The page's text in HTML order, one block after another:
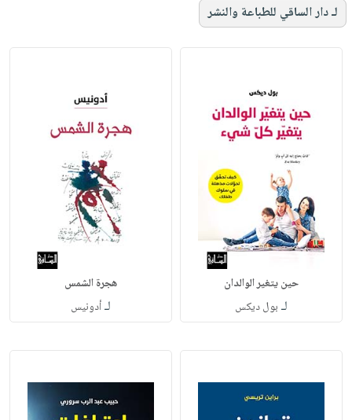
لـ دار الساقي للطباعة والنشر
حين يتغير الوالدان
لـ بول ديكس
هجرة الشمس
لـأدونيس